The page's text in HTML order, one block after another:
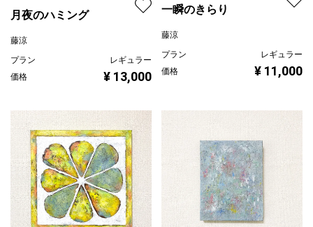
月夜のハミング
藤涼
プラン
レギュラー
価格
¥ 13,000
一瞬のきらり
藤涼
プラン
レギュラー
価格
¥ 11,000